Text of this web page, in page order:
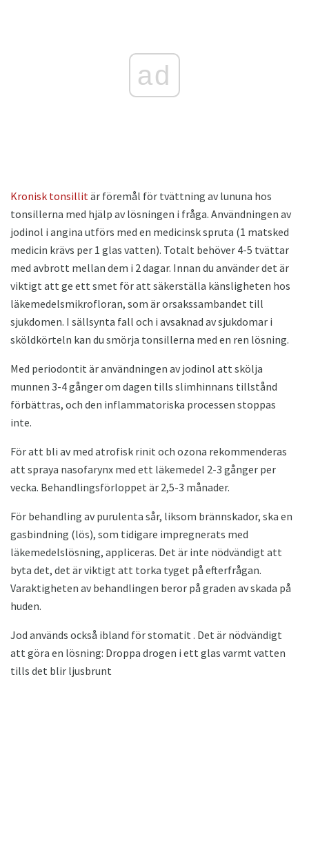
ad
Kronisk tonsillitär föremål för tvättning av lununa hos
tonsillerna med hjälp av lösningen i fråga. Användningen av
jodinol i angina utförs med en medicinsk spruta (1 matsked
medicin krävs per 1 glas vatten). Totalt behöver 4-5 tvättar
med avbrott mellan dem i 2 dagar. Innan du använder det är
viktigt att ge ett smet för att säkerställa känsligheten hos
läkemedelsmikrofloran, som är orsakssambandet till
sjukdomen. I sällsynta fall och i avsaknad av sjukdomar i
sköldkörteln kan du smörja tonsillerna med en ren lösning.
Med periodontit är användningen av jodinol att skölja
munnen 3-4 gånger om dagen tills slimhinnans tillstånd
förbättras, och den inflammatoriska processen stoppas
inte.
För att bli av med atrofisk rinit och ozona rekommenderas
att spraya nasofarynx med ett läkemedel 2-3 gånger per
vecka. Behandlingsförloppet är 2,5-3 månader.
För behandling av purulenta sår, liksom brännskador, ska en
gasbindning (lös), som tidigare impregnerats med
läkemedelslösning, appliceras. Det är inte nödvändigt att
byta det, det är viktigt att torka tyget på efterfrågan.
Varaktigheten av behandlingen beror på graden av skada på
huden.
Jod används också ibland för stomatit . Det är nödvändigt
att göra en lösning: Droppa drogen i ett glas varmt vatten
tills det blir ljusbrunt